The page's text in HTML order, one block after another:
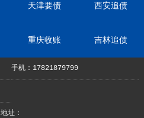
天津要债 西安追债
重庆收账 吉林追债
手机：17821879799
地址：